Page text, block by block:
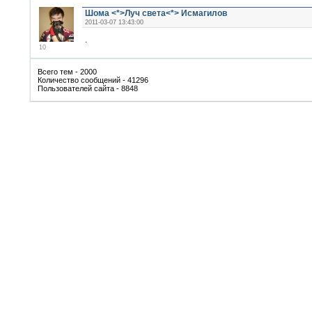
10
Шома <*>Луч света<*> Исмагилов
2011-03-07 13:43:00
Всего тем - 2000
Количество сообщений - 41296
Пользователей сайта - 8848